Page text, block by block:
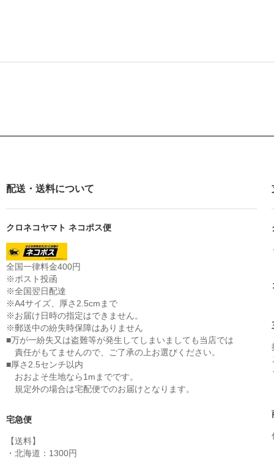
配送・送料について
クロネコヤマト ネコポス便
全国一律料金400円
※ポスト投函
※全国翌日配達
※A4サイズ、厚さ2.5cmまで
※お届け日時の指定はできません。
※郵送中の紛失時保障はありません
■万が一紛失又は盗難等が発生してしまいましても当店では
責任がもてませんので、ご了承の上お選びください。
■厚さ2.5センチ以内
おおよそ生地なら1mまでです。
規定外の場合は宅配便でのお届けとなります。
宅急便
【送料】
・北海道：1300円